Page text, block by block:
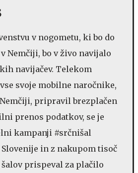
v nogometu, ki bo do
Nemčiji, bo v živo navijalo
navijačev. Telekom
svoje mobilne naročnike,
pripravil brezplačen
prenos podatkov, se je
kampanji #srčnišal
Slovenije in z nakupom tisoč
prispeval za plačilo